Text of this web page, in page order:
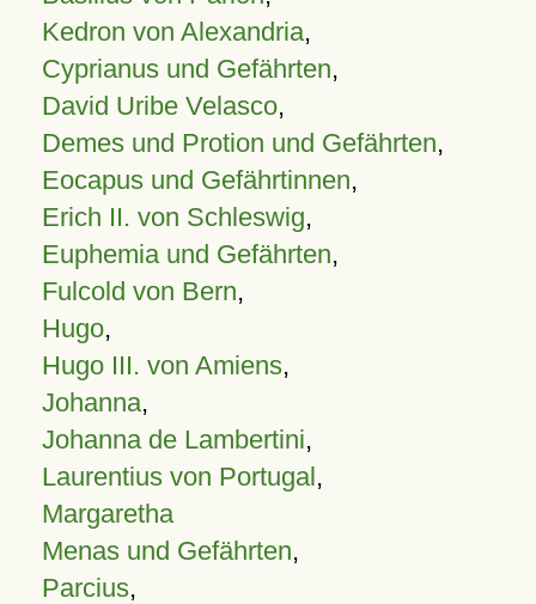
Kedron von Alexandria,
Cyprianus und Gefährten,
David Uribe Velasco,
Demes und Protion und Gefährten,
Eocapus und Gefährtinnen,
Erich II. von Schleswig,
Euphemia und Gefährten,
Fulcold von Bern,
Hugo,
Hugo III. von Amiens,
Johanna,
Johanna de Lambertini,
Laurentius von Portugal,
Margaretha
Menas und Gefährten,
Parcius,